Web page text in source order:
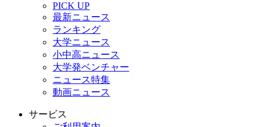
PICK UP
最新ニュース
ランキング
大学ニュース
小中高ニュース
大学発ベンチャー
ニュース特集
動画ニュース
サービス